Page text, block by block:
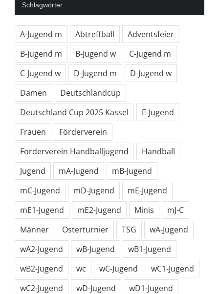
Schlagwörter
A-Jugend m Abtreffball
Adventsfeier
B-Jugend m
B-Jugend w
C-Jugend m
C-Jugend w
D-Jugend m
D-Jugend w
Damen
Deutschlandcup
Deutschland Cup 2025 Kassel
E-Jugend
Frauen
Förderverein
Förderverein Handballjugend
Handball
Jugend
mA-Jugend
mB-Jugend
mC-Jugend
mD-Jugend
mE-Jugend
mE1-Jugend
mE2-Jugend Minis
mJ-C
Männer
Osterturnier TSG
wA-Jugend
wA2-Jugend
wB-Jugend
wB1-Jugend
wB2-Jugend
wc wC-Jugend
wC1-Jugend
wC2-Jugend
wD-Jugend
wD1-Jugend